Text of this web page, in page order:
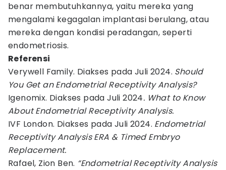
benar membutuhkannya, yaitu mereka yang
mengalami kegagalan implantasi berulang, atau
mereka dengan kondisi peradangan, seperti
endometriosis.
Referensi
Verywell Family. Diakses pada Juli 2024. Should
You Get an Endometrial Receptivity Analysis?
Igenomix. Diakses pada Juli 2024. What to Know
About Endometrial Receptivity Analysis.
IVF London. Diakses pada Juli 2024. Endometrial
Receptivity Analysis ERA & Timed Embryo
Replacement.
Rafael, Zion Ben. “Endometrial Receptivity Analysis